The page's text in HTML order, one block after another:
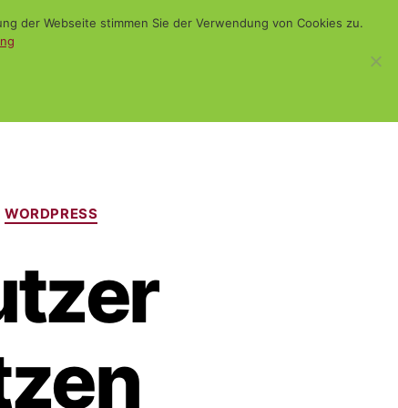
WORDPRESS
der Webseite stimmen Sie der Verwendung von Cookies zu.